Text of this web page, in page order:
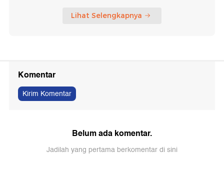
Lihat Selengkapnya
Komentar
Kirim Komentar
Belum ada komentar.
Jadilah yang pertama berkomentar di sini